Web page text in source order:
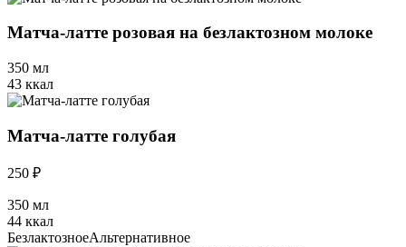
Матча-латте розовая на безлактозном молоке
350 мл
43 ккал
Матча-латте голубая
250 ₽
350 мл
44 ккал
БезлактозноеАльтернативное